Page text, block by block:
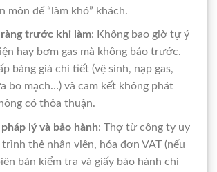
môn để “làm khó” khách.
ràng trước khi làm: Không bao giờ tự ý
hay bơm gas mà không báo trước.
bảng giá chi tiết (vệ sinh, nạp gas,
bo mạch…) và cam kết không phát
có thỏa thuận.
lý và bảo hành: Thợ từ công ty uy
thẻ nhân viên, hóa đơn VAT (nếu
bản kiểm tra và giấy bảo hành chi